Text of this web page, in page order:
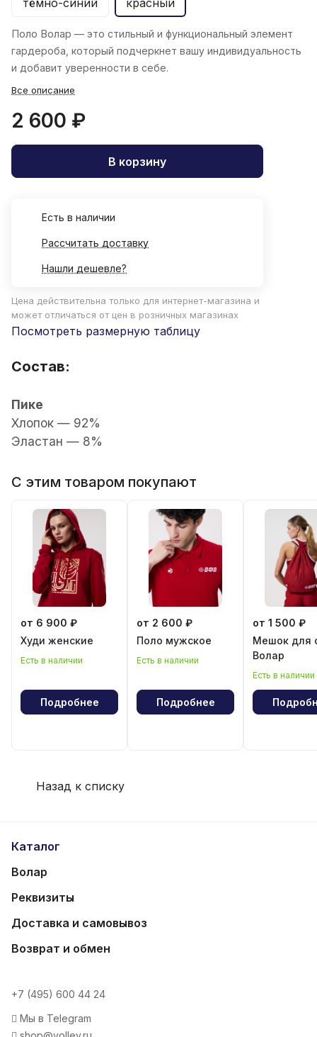
тёмно-синий красный
Поло Волар — это стильный и функциональный элемент
гардероба, который подчеркнет вашу индивидуальность
и добавит уверенности в себе.
Все описание
2 600 ₽
В корзину
Есть в наличии
Рассчитать доставку
Нашли дешевле?
Цена действительна только для интернет-магазина и
может отличаться от цен в розничных магазинах
Посмотреть размерную таблицу
Состав:
Пике
Хлопок — 92%
Эластан — 8%
С этим товаром покупают
от 6 900 ₽
Худи женские
Есть в наличии
Подробнее
от 2 600 ₽
Поло мужское
Есть в наличии
Подробнее
от 1 500 ₽
Мешок для
Волар
Есть в наличии
Назад к списку
Каталог
Волар
Реквизиты
Доставка и самовывоз
Возврат и обмен
+7 (495) 600 44 24
Мы в Telegram